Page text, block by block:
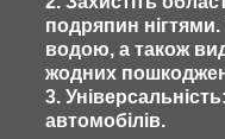
подряпин
водою, а також
жодних
3.
автомобілів.